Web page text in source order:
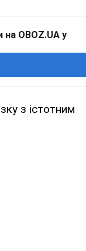
OBOZ.UA у
з істотним